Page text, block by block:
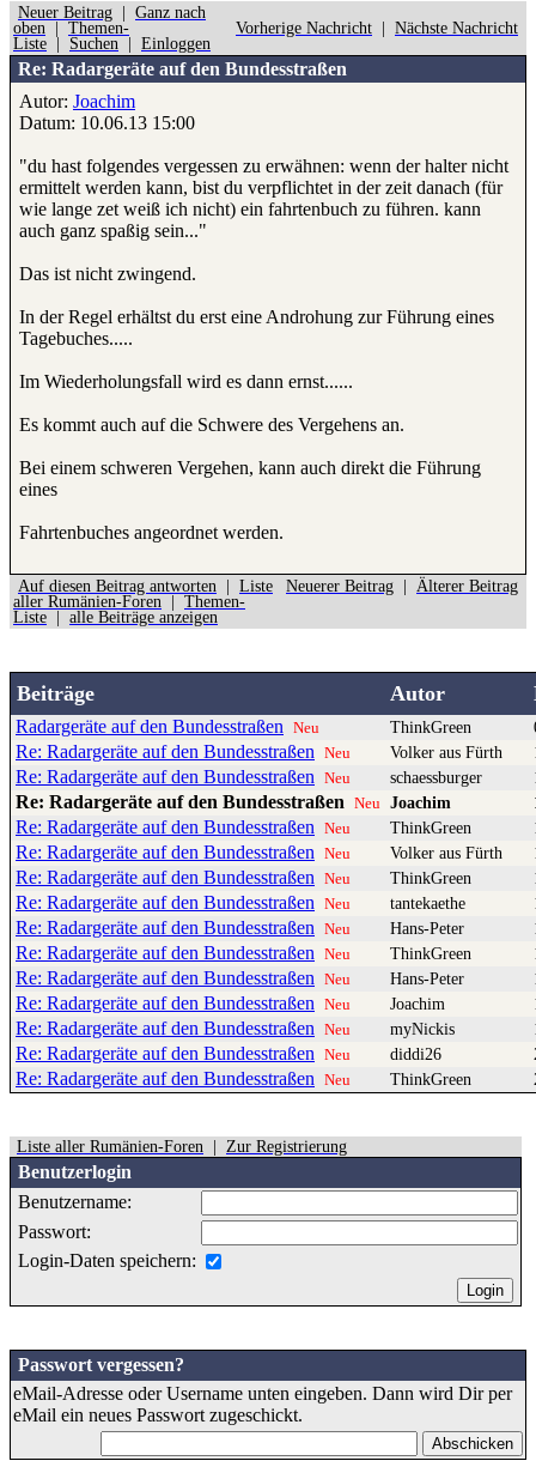
Neuer Beitrag
Ganz nach
oben
Themen-
Liste
Suchen Einloggen
Vorherige Nachricht Nächste Nachricht
Re: Radargeräte auf den Bundesstraßen
Autor: Joachim
Datum: 10.06.13 15:00
"du hast folgendes vergessen zu erwähnen: wenn der halter nicht
ermittelt werden kann, bist du verpflichtet in der zeit danach (für
wie lange zet weiß ich nicht) ein fahrtenbuch zu führen. kann
auch ganz spaßig sein..."
Das ist nicht zwingend.
In der Regel erhältst du erst eine Androhung zur Führung eines
Tagebuches.....
Im Wiederholungsfall wird es dann ernst......
Es kommt auch auf die Schwere des Vergehens an.
Bei einem schweren Vergehen, kann auch direkt die Führung
eines
Fahrtenbuches angeordnet werden.
Auf diesen Beitrag antworten
Liste
aller Rumänien-Foren
Themen-
Liste
alle Beiträge anzeigen
Neuerer Beitrag Älterer Beitrag
Beiträge Autor
Radargeräte auf den Bundesstraßen Neu ThinkGreen
Re: Radargeräte auf den Bundesstraßen Neu Volker aus Fürth
Re: Radargeräte auf den Bundesstraßen Neu schaessburger
Re: Radargeräte auf den Bundesstraßen Neu Joachim
Re: Radargeräte auf den Bundesstraßen Neu ThinkGreen
Re: Radargeräte auf den Bundesstraßen Neu Volker aus Fürth
Re: Radargeräte auf den Bundesstraßen Neu ThinkGreen
Re: Radargeräte auf den Bundesstraßen Neu tantekaethe
Re: Radargeräte auf den Bundesstraßen Neu Hans-Peter
Re: Radargeräte auf den Bundesstraßen Neu ThinkGreen
Re: Radargeräte auf den Bundesstraßen Neu Hans-Peter
Re: Radargeräte auf den Bundesstraßen Neu Joachim
Re: Radargeräte auf den Bundesstraßen Neu myNickis
Re: Radargeräte auf den Bundesstraßen Neu diddi26
Re: Radargeräte auf den Bundesstraßen Neu ThinkGreen
Liste aller Rumänien-Foren Zur Registrierung
Benutzerlogin
Benutzername:
Passwort:
Login-Daten speichern:
Passwort vergessen?
eMail-Adresse oder Username unten eingeben. Dann wird Dir per
eMail ein neues Passwort zugeschickt.